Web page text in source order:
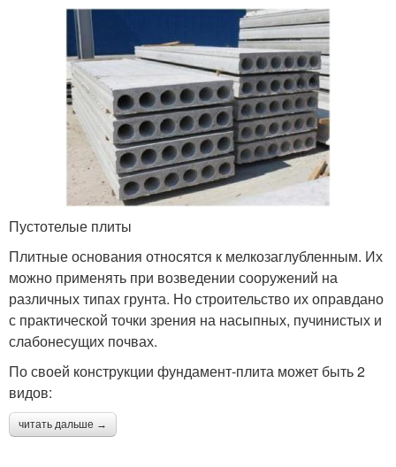
Пустотелые плиты
Плитные основания относятся к мелкозаглубленным. Их
можно применять при возведении сооружений на
различных типах грунта. Но строительство их оправдано
с практической точки зрения на насыпных, пучинистых и
слабонесущих почвах.
По своей конструкции фундамент-плита может быть 2
видов:
читать дальше →